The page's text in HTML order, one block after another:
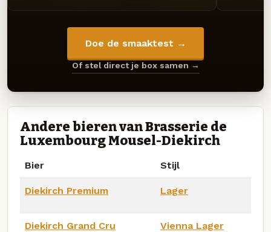
Doe de smaaktest →
Of stel direct je box samen →
Andere bieren van Brasserie de
Luxembourg Mousel-Diekirch
Bier Stijl
Diekirch Premium Lager
Diekirch Grand Cru Vienna Lager